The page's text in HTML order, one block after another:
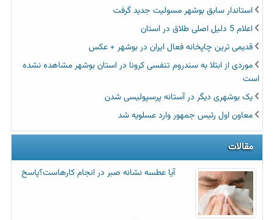
استاندار سابق بوشهر مسولیت جدید گرفت
اعلام 5 دلیل اصلی طلاق در استان
قدیمی ترین چاپخانه فعال ایران در بوشهر + عکس
موردی از ابتلا به سندروم تنفسی کرونا در استان بوشهر مشاهده نشده
است
یک بوشهری دیگر در آستانه پرسپولیسی شدن
معاون اول رئیس جمهور وارد عسلویه شد
مقالات
آیا عطسه‌ نشانه صبر در انجام کارهاست؟پاسخ